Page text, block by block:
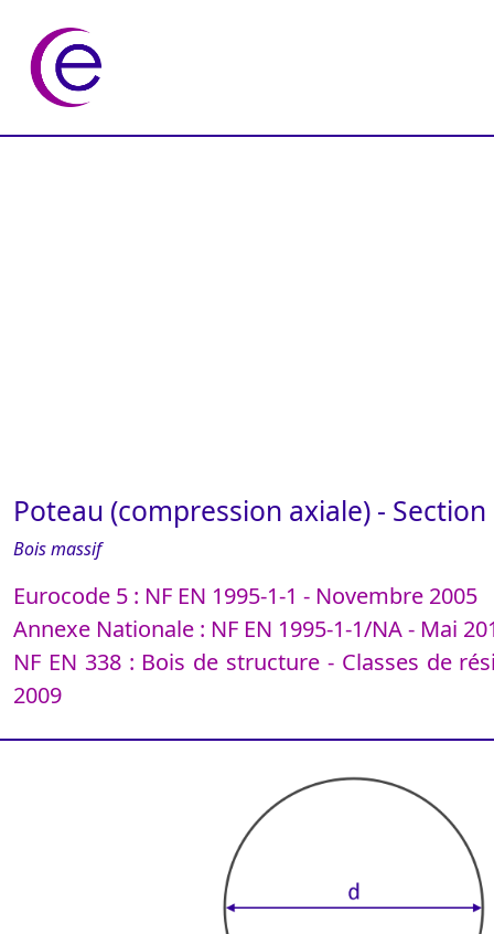
Poteau (compression axiale) -
Bois massif
Eurocode 5 : NF EN 1995-1-1 - Novembre 2005
Annexe Nationale : NF EN 1995-1-1/NA - Mai
NF EN 338 : Bois de structure - Classes de
2009